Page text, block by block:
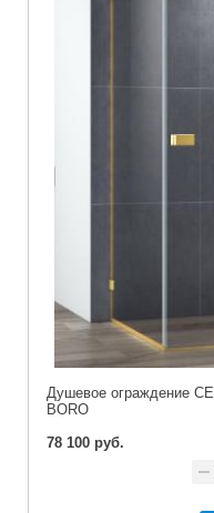
Душевое ограждение
BORO
78 100 руб.